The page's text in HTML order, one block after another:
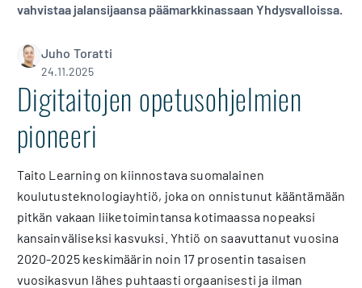
vahvistaa jalansijaansa päämarkkinassaan Yhdysvalloissa.
Juho Toratti
24.11.2025
Digitaitojen opetusohjelmien
pioneeri
Taito Learning on kiinnostava suomalainen
koulutusteknologiayhtiö, joka on onnistunut kääntämään
pitkän vakaan liiketoimintansa kotimaassa nopeaksi
kansainväliseksi kasvuksi. Yhtiö on saavuttanut vuosina
2020-2025 keskimäärin noin 17 prosentin tasaisen
vuosikasvun lähes puhtaasti orgaanisesti ja ilman